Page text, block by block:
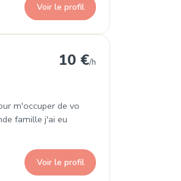
Voir le profil
10 €/h
m'occuper de vo
famille j'ai eu
Voir le profil